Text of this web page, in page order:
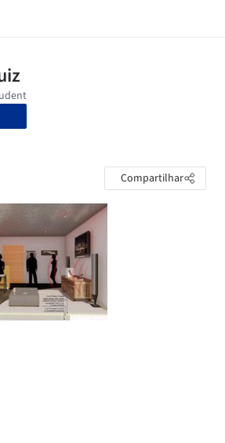
Compartilhar